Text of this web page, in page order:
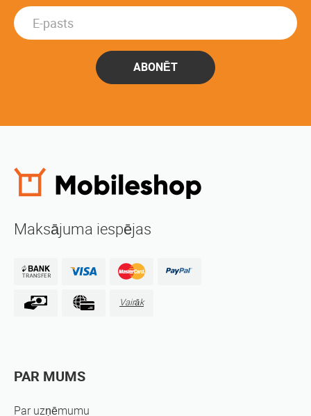
ABONĒT
Maksājuma iespējas
Vairāk
PAR MUMS
Par uzņēmumu